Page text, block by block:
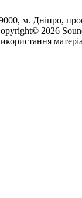
м. Дніпро,
2026